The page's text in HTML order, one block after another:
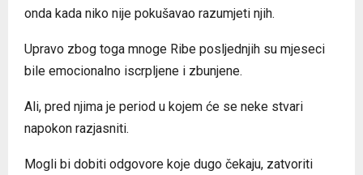
onda kada niko nije pokušavao razumjeti njih.
Upravo zbog toga mnoge Ribe posljednjih su mjeseci
bile emocionalno iscrpljene i zbunjene.
Ali, pred njima je period u kojem će se neke stvari
napokon razjasniti.
Mogli bi dobiti odgovore koje dugo čekaju, zatvoriti